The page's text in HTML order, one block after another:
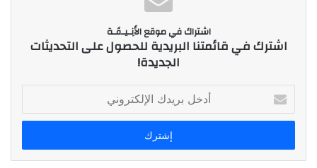
اشتراك في موقع الأَنِـيـقَـة
اشترك في قائمتنا البريدية للحصول على التحديثات
الجديدة!
خ
ب